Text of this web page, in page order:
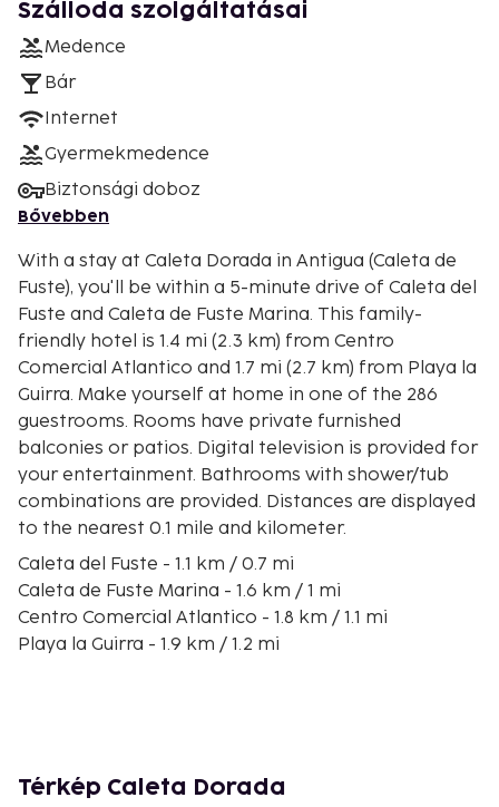
Szálloda szolgáltatásai
Medence
Bár
Internet
Gyermekmedence
Biztonsági doboz
Bővebben
With a stay at Caleta Dorada in Antigua (Caleta de
Fuste), you'll be within a 5-minute drive of Caleta del
Fuste and Caleta de Fuste Marina. This family-
friendly hotel is 1.4 mi (2.3 km) from Centro
Comercial Atlantico and 1.7 mi (2.7 km) from Playa la
Guirra. Make yourself at home in one of the 286
guestrooms. Rooms have private furnished
balconies or patios. Digital television is provided for
your entertainment. Bathrooms with shower/tub
combinations are provided. Distances are displayed
to the nearest 0.1 mile and kilometer.
Caleta del Fuste - 1.1 km / 0.7 mi
Caleta de Fuste Marina - 1.6 km / 1 mi
Centro Comercial Atlantico - 1.8 km / 1.1 mi
Playa la Guirra - 1.9 km / 1.2 mi
Muellito de las Salinas - 4.4 km / 2.7 mi
Térkép Caleta Dorada